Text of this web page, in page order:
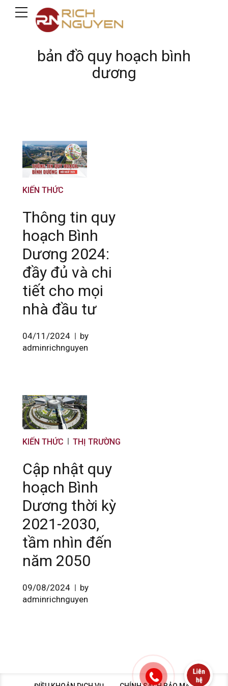
bản đồ quy hoạch bình
dương
KIẾN THỨC
Thông tin quy
hoạch Bình
Dương 2024:
đầy đủ và chi
tiết cho mọi
nhà đầu tư
04/11/2024
by
adminrichnguyen
KIẾN THỨC THỊ TRƯỜNG
Cập nhật quy
hoạch Bình
Dương thời kỳ
2021-2030,
tầm nhìn đến
năm 2050
09/08/2024
by
adminrichnguyen